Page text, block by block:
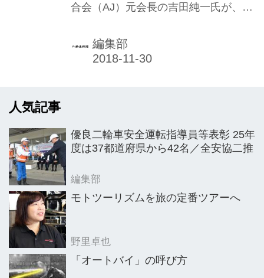
合会（AJ）元会長の吉田純一氏が、二
を受章した。11月12日午後１時から東
京プリンスホテル（東京都港区）で開
編集部
人気記事
優良二輪車安全運転指導員等表彰 25年
度は37都道府県から42名／全安協二推
編集部
モトツーリズムを旅の定番ツアーへ
野里卓也
「オートバイ」の呼び方